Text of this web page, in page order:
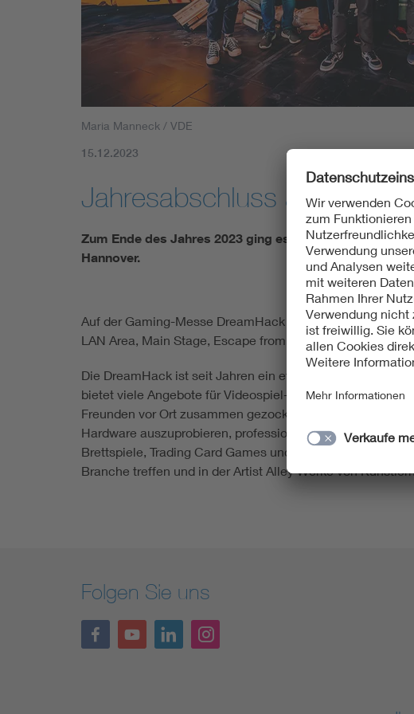
Maria Manneck / VDE
15.12.2023
Jahresabschluss auf der
Zum Ende des Jahres 2023 ging es gemeinsam mit
Hannover.
Auf der Gaming-Messe DreamHack stand im
LAN Area, Main Stage, Escape from Tarkov und die
Die DreamHack ist seit Jahren ein etablierter Treffpunkt
bietet viele Angebote für Videospiel-Begeisterte, ihre
Freunden vor Ort zusammen gezockt und an
Hardware auszuprobieren, professionelle Esports-
Brettspiele, Trading Card Games und Pen & Paper-
Branche treffen und in der Artist Alley Werke von
Folgen Sie uns